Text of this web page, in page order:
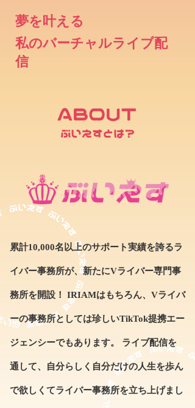
夢を叶える
私のバーチャルライブ配
信
ABOUT
ぶいえすとは？
累計10,000名以上のサポート実績を誇るラ
イバー事務所が、新たにVライバー専門事
務所を開設！ IRIAMはもちろん、Vライバ
ーの事務所としては珍しいTikTok提携エー
ジェンシーでもあります。 ライブ配信を
通して、自分らしく自分だけの人生を歩ん
で欲しくてライバー事務所を立ち上げまし